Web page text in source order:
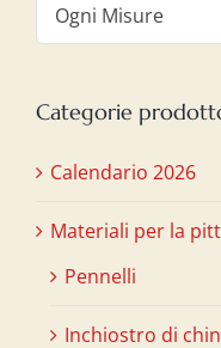
Ogni Misure
Categorie
Calendario 2026
Materiali per la
Pennelli
Inchiostro di